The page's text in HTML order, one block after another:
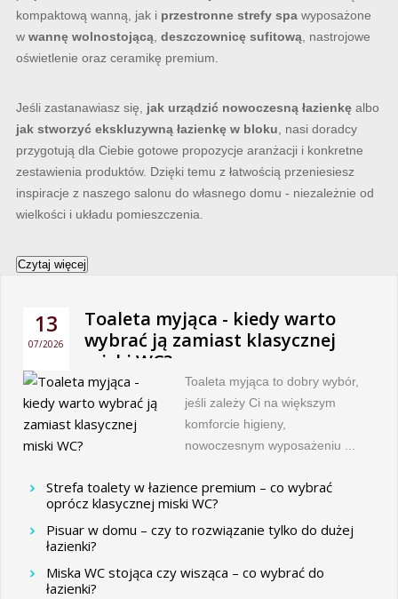
kompaktową wanną, jak i przestronne strefy spawyposażone
w wannę wolnostojącą, deszczownicę sufitową, nastrojowe
oświetlenie oraz ceramikę premium.
Jeśli zastanawiasz się, jak urządzić nowoczesną łazienkęalbo
jak stworzyć ekskluzywną łazienkę w bloku, nasi doradcy
przygotują dla Ciebie gotowe propozycje aranżacji i konkretne
zestawienia produktów. Dzięki temu z łatwością przeniesiesz
inspiracje z naszego salonu do własnego domu - niezależnie od
wielkości i układu pomieszczenia.
Czytaj więcej
13
07/2026
Toaleta myjąca - kiedy warto
wybrać ją zamiast klasycznej
miski WC?
Toaleta myjąca to dobry wybór,
jeśli zależy Ci na większym
komforcie higieny,
nowoczesnym wyposażeniu ...
Strefa toalety w łazience premium – co wybrać
oprócz klasycznej miski WC?
Pisuar w domu – czy to rozwiązanie tylko do dużej
łazienki?
Miska WC stojąca czy wisząca – co wybrać do
łazienki?